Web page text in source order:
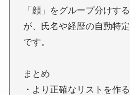
「顔」をグループ分けす
が、氏名や経歴の自動特
です。
まとめ
・より正確なリストを作